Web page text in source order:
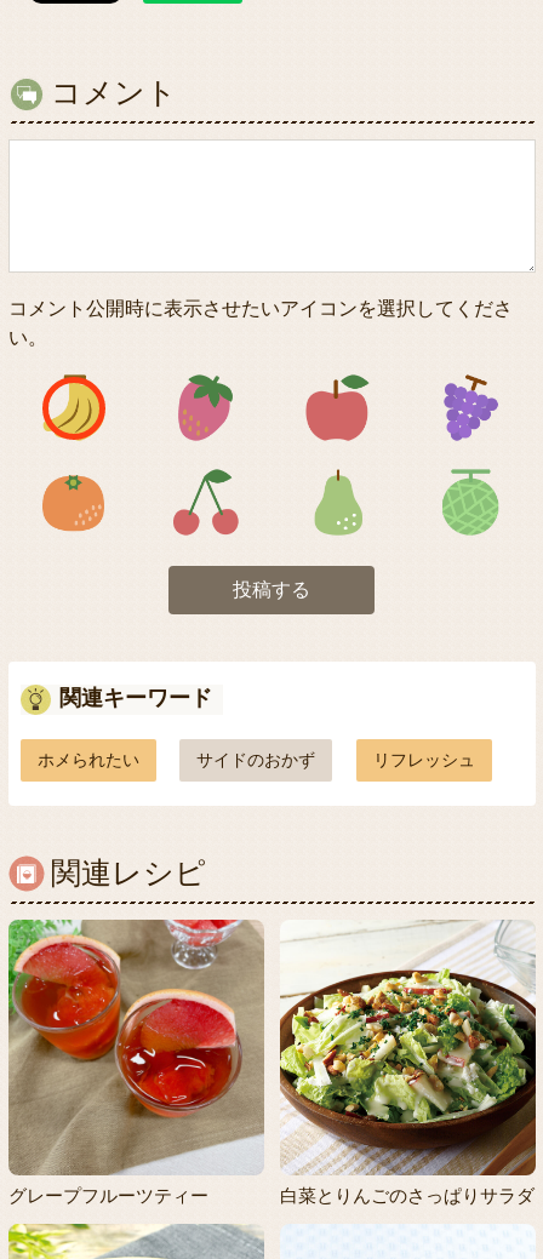
コメント
コメント公開時に表示させたいアイコンを選択してくださ
い。
アイコン1 アイコン2 アイコン3
アイコン5 アイコン6 アイコン7
投稿する
関連キーワード
ホメられたい サイドのおかず リフレッシュ
関連レシピ
グレープフルーツティー 白菜とりんごのさっぱりサラダ